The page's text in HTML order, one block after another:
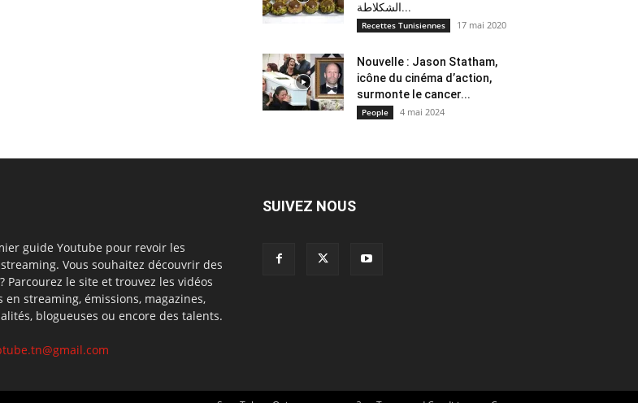
الشكلاطة...
Recettes Tunisiennes 17 mai 2020
Nouvelle : Jason Statham,
icône du cinéma d’action,
surmonte le cancer...
People 4 mai 2024
guide Youtube pour revoir les
Vous souhaitez découvrir des
Parcourez le site et trouvez les vidéos
en streaming, émissions, magazines,
blogueuses ou encore des talents.
SUIVEZ NOUS